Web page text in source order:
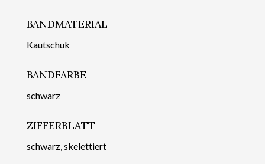
BANDMATERIAL
Kautschuk
BANDFARBE
schwarz
ZIFFERBLATT
schwarz, skelettiert